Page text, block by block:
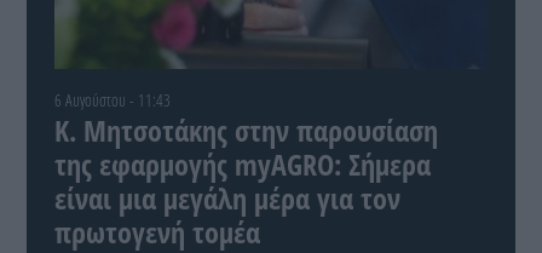
6 Αυγούστου - 11:43
Κ. Μητσοτάκης στην παρουσίαση
της εφαρμογής myAGRO: Σήμερα
είναι μια μεγάλη μέρα για τον
πρωτογενή τομέα